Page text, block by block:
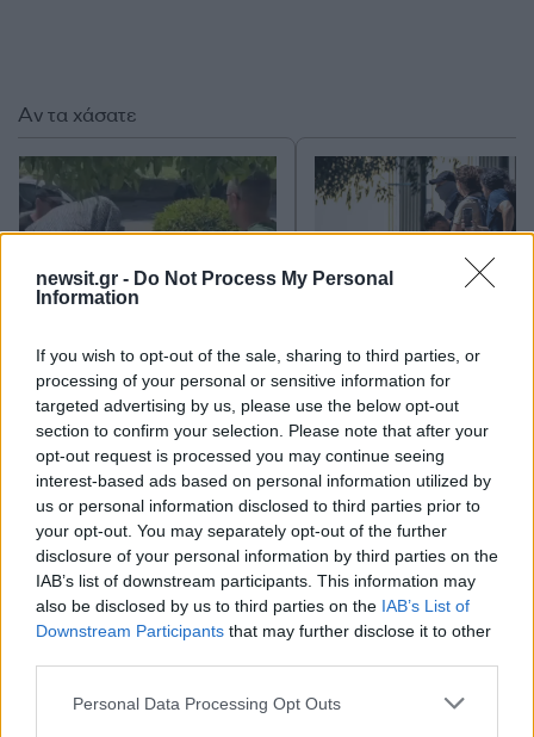
newsit.gr - Do Not Process My Personal
Information
If you wish to opt-out of the sale, sharing to third parties, or
processing of your personal or sensitive information for
targeted advertising by us, please use the below opt-out
section to confirm your selection. Please note that after your
opt-out request is processed you may continue seeing
interest-based ads based on personal information utilized by
us or personal information disclosed to third parties prior to
your opt-out. You may separately opt-out of the further
disclosure of your personal information by third parties on the
IAB’s list of downstream participants. This information may
also be disclosed by us to third parties on the IAB’s List of
Downstream Participants that may further disclose it to other
Please note that this website/app uses one or more Google
Personal Data Processing Opt Outs
Σχόλια
Σχολίασε εδώ
Αν τα χάσατε
Μυστράς: Παθολογικά αίτια
«δείχνει» η πρώτη
ιατροδικαστική εκτίμηση
για τον θάνατο του
90χρονου, που έκρυψε ο
γιος του σε καταψύκτη
Προφυλακίστηκε ο
26χρονος Αφγανός
θάνατο της
Τήρησε το δικαίωμα
σιωπής